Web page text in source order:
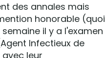
des annales mais
honorable (quoi
il y a l'examen
Infectieux de
leur